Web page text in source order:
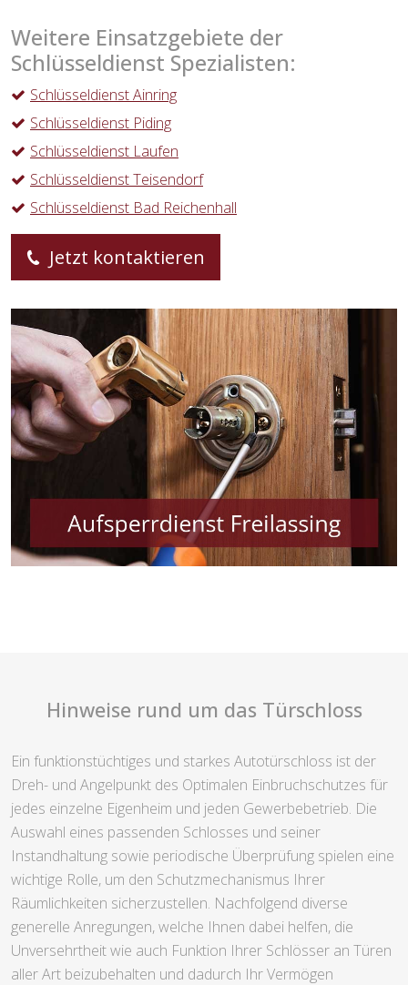
Weitere Einsatzgebiete der
Schlüsseldienst Spezialisten:
Schlüsseldienst Ainring
Schlüsseldienst Piding
Schlüsseldienst Laufen
Schlüsseldienst Teisendorf
Schlüsseldienst Bad Reichenhall
Jetzt kontaktieren
Hinweise rund um das Türschloss
Ein funktionstüchtiges und starkes Autotürschloss ist der
Dreh- und Angelpunkt des Optimalen Einbruchschutzes für
jedes einzelne Eigenheim und jeden Gewerbebetrieb. Die
Auswahl eines passenden Schlosses und seiner
Instandhaltung sowie periodische Überprüfung spielen eine
wichtige Rolle, um den Schutzmechanismus Ihrer
Räumlichkeiten sicherzustellen. Nachfolgend diverse
generelle Anregungen, welche Ihnen dabei helfen, die
Unversehrtheit wie auch Funktion Ihrer Schlösser an Türen
aller Art beizubehalten und dadurch Ihr Vermögen